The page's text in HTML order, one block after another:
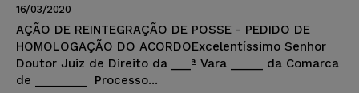
16/03/2020
AÇÃO DE REINTEGRAÇÃO DE POSSE - PEDIDO DE
HOMOLOGAÇÃO DO ACORDOExcelentíssimo Senhor
Doutor Juiz de Direito da ___ª Vara _____ da Comarca
de ________ Processo...